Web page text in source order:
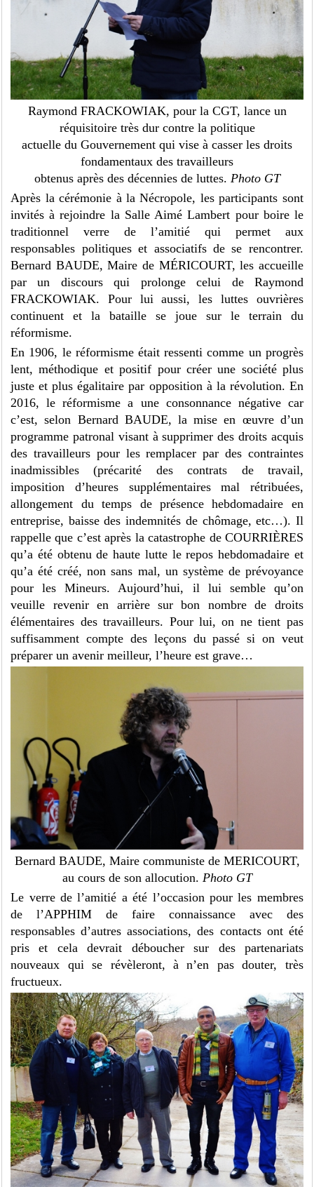
Raymond FRACKOWIAK, pour la CGT, lance un
réquisitoire très dur contre la politique
actuelle du Gouvernement qui vise à casser les droits
fondamentaux des travailleurs
obtenus après des décennies de luttes. Photo GT
Après la cérémonie à la Nécropole, les participants sont
invités à rejoindre la Salle Aimé Lambert pour boire le
traditionnel verre de l’amitié qui permet aux
responsables politiques et associatifs de se rencontrer.
Bernard BAUDE, Maire de MÉRICOURT, les accueille
par un discours qui prolonge celui de Raymond
FRACKOWIAK. Pour lui aussi, les luttes ouvrières
continuent et la bataille se joue sur le terrain du
réformisme.
En 1906, le réformisme était ressenti comme un progrès
lent, méthodique et positif pour créer une société plus
juste et plus égalitaire par opposition à la révolution. En
2016, le réformisme a une consonnance négative car
c’est, selon Bernard BAUDE, la mise en œuvre d’un
programme patronal visant à supprimer des droits acquis
des travailleurs pour les remplacer par des contraintes
inadmissibles (précarité des contrats de travail,
imposition d’heures supplémentaires mal rétribuées,
allongement du temps de présence hebdomadaire en
entreprise, baisse des indemnités de chômage, etc…). Il
rappelle que c’est après la catastrophe de COURRIÈRES
qu’a été obtenu de haute lutte le repos hebdomadaire et
qu’a été créé, non sans mal, un système de prévoyance
pour les Mineurs. Aujourd’hui, il lui semble qu’on
veuille revenir en arrière sur bon nombre de droits
élémentaires des travailleurs. Pour lui, on ne tient pas
suffisamment compte des leçons du passé si on veut
préparer un avenir meilleur, l’heure est grave…
Bernard BAUDE, Maire communiste de MERICOURT,
au cours de son allocution. Photo GT
Le verre de l’amitié a été l’occasion pour les membres
de l’APPHIM de faire connaissance avec des
responsables d’autres associations, des contacts ont été
pris et cela devrait déboucher sur des partenariats
nouveaux qui se révèleront, à n’en pas douter, très
fructueux.